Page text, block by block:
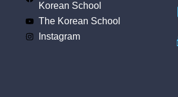
Korean School
The Korean School
Instagram